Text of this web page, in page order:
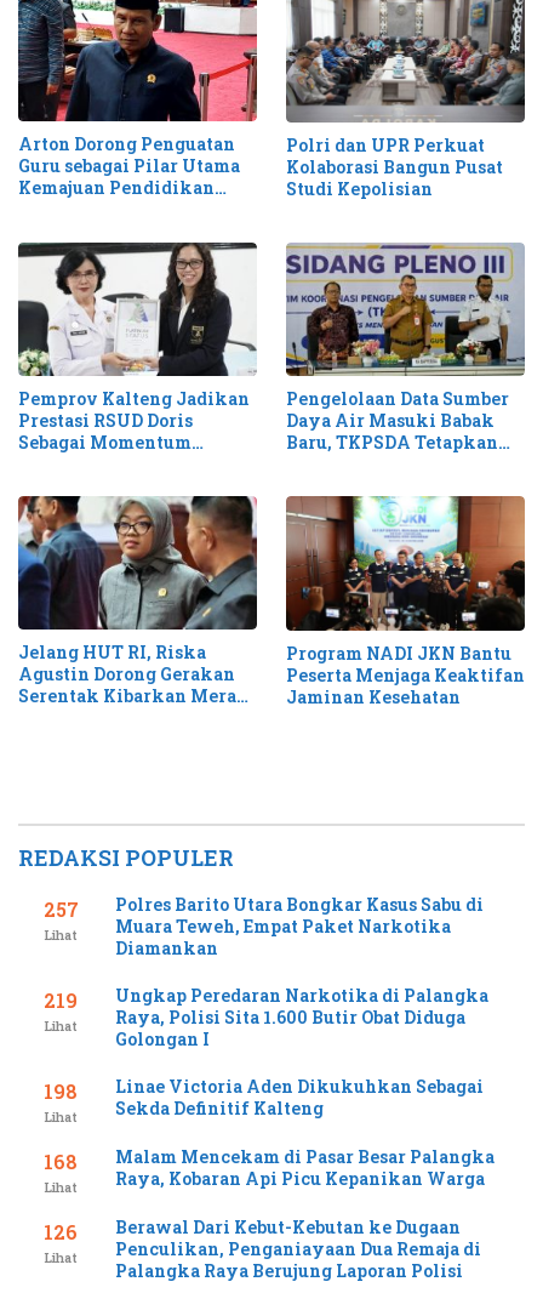
Arton Dorong Penguatan
Guru sebagai Pilar Utama
Kemajuan Pendidikan
Polri dan UPR Perkuat
Kolaborasi Bangun Pusat
Studi Kepolisian
Pemprov Kalteng Jadikan
Prestasi RSUD Doris
Sebagai Momentum
Pengelolaan Data Sumber
Daya Air Masuki Babak
Baru, TKPSDA Tetapkan
Jelang HUT RI, Riska
Agustin Dorong Gerakan
Serentak Kibarkan Merah
Program NADI JKN Bantu
Peserta Menjaga Keaktifan
Jaminan Kesehatan
REDAKSI POPULER
257
Lihat
Polres Barito Utara Bongkar Kasus Sabu di
Muara Teweh, Empat Paket Narkotika
Diamankan
219
Lihat
Ungkap Peredaran Narkotika di Palangka
Raya, Polisi Sita 1.600 Butir Obat Diduga
Golongan I
198
Lihat
Linae Victoria Aden Dikukuhkan Sebagai
Sekda Definitif Kalteng
168
Lihat
Malam Mencekam di Pasar Besar Palangka
Raya, Kobaran Api Picu Kepanikan Warga
126
Lihat
Berawal Dari Kebut-Kebutan ke Dugaan
Penculikan, Penganiayaan Dua Remaja di
Palangka Raya Berujung Laporan Polisi